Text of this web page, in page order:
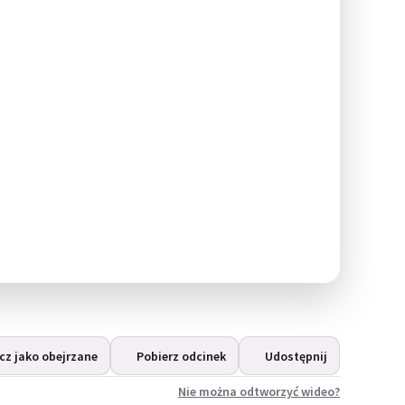
jako obejrzane Pobierz odcinek Udostępnij
Nie można odtworzyć wideo?